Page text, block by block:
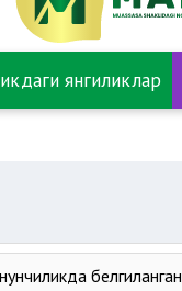
янгиликлар
белгиланган